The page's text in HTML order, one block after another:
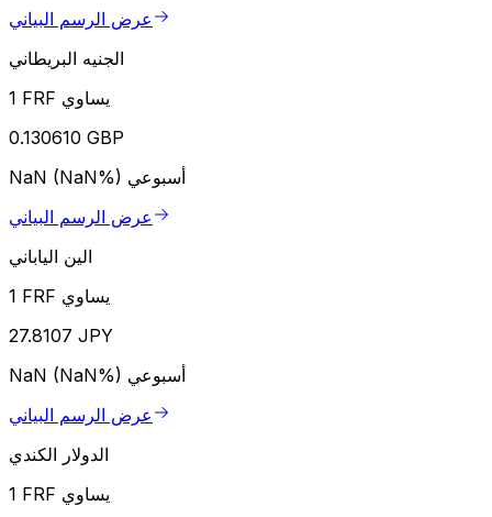
عرض الرسم البياني
الجنيه البريطاني
1 FRF يساوي
0.130610 GBP
NaN (NaN%) أسبوعي
عرض الرسم البياني
الين الياباني
1 FRF يساوي
27.8107 JPY
NaN (NaN%) أسبوعي
عرض الرسم البياني
الدولار الكندي
1 FRF يساوي